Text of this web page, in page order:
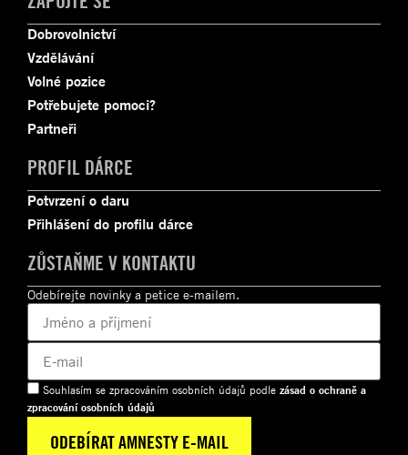
Dobrovolnictví
Vzdělávání
Volné pozice
Potřebujete pomoci?
Partneři
PROFIL DÁRCE
Potvrzení o daru
Přihlášení do profilu dárce
ZŮSTAŇME V KONTAKTU
Odebírejte novinky a petice e-mailem.
Souhlasím se zpracováním osobních údajů podle zásad o ochraně a
zpracování osobních údajů